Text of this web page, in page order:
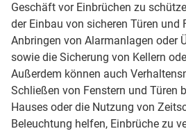
Geschäft vor Einbrüchen zu
der Einbau von sicheren Türen und
Anbringen von Alarmanlagen oder
sowie die Sicherung von Kellern
Außerdem können auch
Schließen von Fenstern und Türen
Hauses oder die Nutzung von
Beleuchtung helfen, Einbrüche zu